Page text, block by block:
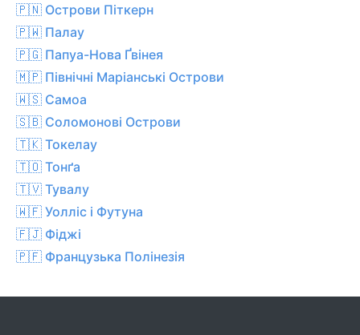
🇵🇳 Острови Піткерн
🇵🇼 Палау
🇵🇬 Папуа-Нова Ґвінея
🇲🇵 Північні Маріанські Острови
🇼🇸 Самоа
🇸🇧 Соломонові Острови
🇹🇰 Токелау
🇹🇴 Тонґа
🇹🇻 Тувалу
🇼🇫 Уолліс і Футуна
🇫🇯 Фіджі
🇵🇫 Французька Полінезія